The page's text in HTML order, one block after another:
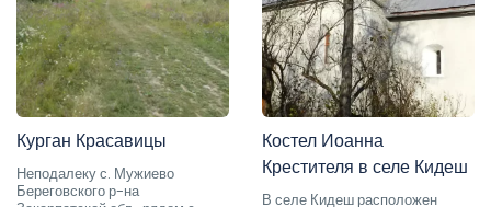
Курган Красавицы
Неподалеку с. Мужиево
Береговского р-на
Костел Иоанна
Крестителя в селе Кидеш
В селе Кидеш расположен